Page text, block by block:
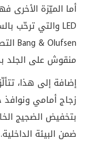
أما الميّزة الأخرى
LEDوالتي ترحّب
Bang & Olufsen
منقوش على الجلد
إضافة إلى هذا،
زجاج أمامي
بتخفيض الضجيج
ضمن البيئة الداخلية.